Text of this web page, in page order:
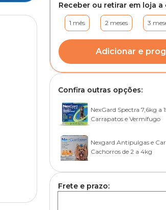
Receber ou retirar em loja a
1 mês 2 meses 3
Adicionar e
Confira outras opções:
NexGard Spectra 7,6kg a
Carrapatos e Vermífugo
Nexgard Antipulgas e
Cachorros de 2 a 4kg
Frete e prazo: